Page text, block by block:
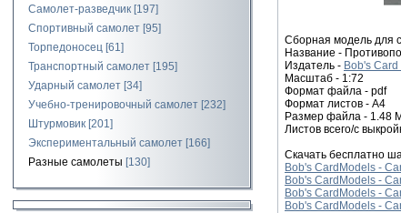
Самолет-разведчик [197]
Спортивный самолет [95]
Торпедоносец [61]
Транспортный самолет [195]
Ударный самолет [34]
Учебно-тренировочный самолет [232]
Штурмовик [201]
Экспериментальный самолет [166]
Разные самолеты [130]
Сборная модель для
Название -
Издатель - Bob's
Масштаб - 1:72
Формат файла - pdf
Формат листов - A4
Размер файла - 1.48
Листов всего/с
Скачать бесплатно
Bob's CardModels -
Bob's CardModels -
Bob's CardModels -
Bob's CardModels -